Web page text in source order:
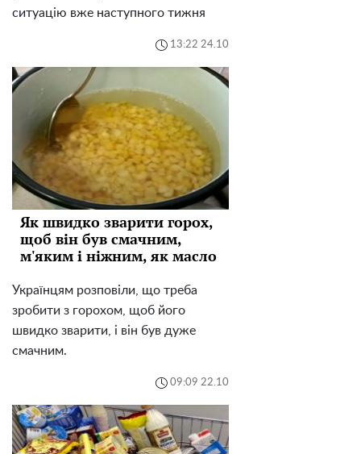
ситуацію вже наступного тижня
13:22 24.10
Як швидко зварити горох,
щоб він був смачним,
м'яким і ніжним, як масло
Українцям розповіли, що треба
зробити з горохом, щоб його
швидко зварити, і він був дуже
смачним.
09:09 22.10